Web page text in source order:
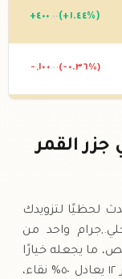
+٤٠٠ .٠٠ (+١.٤٤%)
- ,١٠٠ .٠٠ (-٠.٣٦%)
القمر يُحدث لحظيًا لتزويدك
واحد من
الخالص، ما يجعله خيارًا
شائعًا للقطع الصغيرة والمتوسطة.,عيار ١٢ يعادل ٥٠% نقاء،